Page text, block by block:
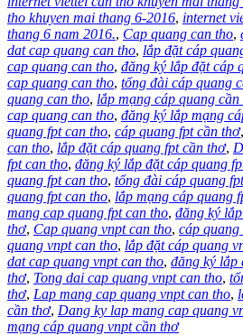
tho khuyen mai thang 6-2016, internet
thang 6 nam 2016., Cap quang can tho,
dat cap quang can tho, lắp đặt cáp
cap quang can tho, đăng ký lắp đặt cáp
cap quang can tho, tổng đài cáp quang
quang can tho, lắp mạng cáp quang cần
cap quang can tho, đăng ký lắp mạng
quang fpt can tho, cáp quang fpt cần thơ,
can tho, lắp đặt cáp quang fpt cần thơ,
fpt can tho, đăng ký lắp đặt cáp quang
quang fpt can tho, tổng đài cáp quang
quang fpt can tho, lắp mạng cáp quang
mang cap quang fpt can tho, đăng ký
thơ, Cap quang vnpt can tho, cáp
quang vnpt can tho, lắp đặt cáp quang
dat cap quang vnpt can tho, đăng ký lắp
thơ, Tong dai cap quang vnpt can tho,
thơ, Lap mang cap quang vnpt can tho,
cần thơ, Dang ky lap mang cap quang
mạng cáp quang vnpt cần thơ